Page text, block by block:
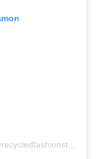
RUHA RECYCLED FASHION STORE (@recycledfashionstore) által megosztott bejegyzés